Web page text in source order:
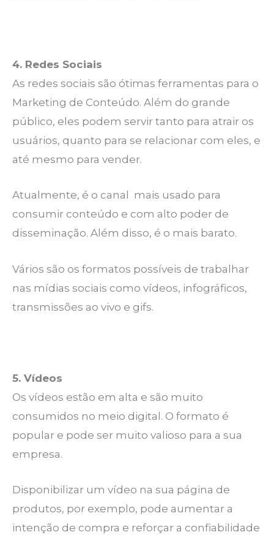
4. Redes Sociais
As redes sociais são ótimas ferramentas para o
Marketing de Conteúdo. Além do grande
público, eles podem servir tanto para atrair os
usuários, quanto para se relacionar com eles, e
até mesmo para vender.
Atualmente, é o canal mais usado para
consumir conteúdo e com alto poder de
disseminação. Além disso, é o mais barato.
Vários são os formatos possíveis de trabalhar
nas mídias sociais como vídeos, infográficos,
transmissões ao vivo e gifs.
5. Vídeos
Os vídeos estão em alta e são muito
consumidos no meio digital. O formato é
popular e pode ser muito valioso para a sua
empresa.
Disponibilizar um vídeo na sua página de
produtos, por exemplo, pode aumentar a
intenção de compra e reforçar a confiabilidade